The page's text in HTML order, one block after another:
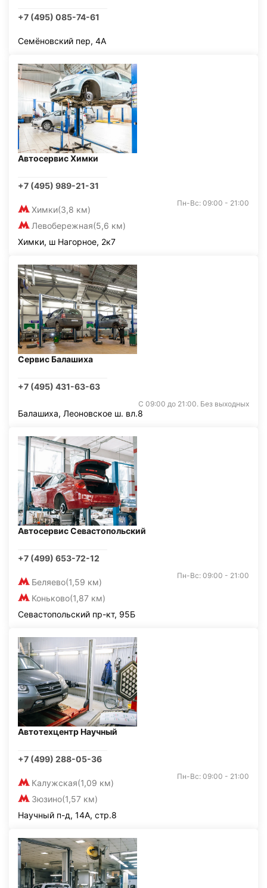
+7 (495) 085-74-61
Семёновский пер, 4А
Автосервис Химки
+7 (495) 989-21-31
Химки(3,8 км)
Левобережная(5,6 км)
Пн-Вс: 09:00 - 21:00
Химки, ш Нагорное, 2к7
Сервис Балашиха
+7 (495) 431-63-63
С 09:00 до 21:00. Без выходных
Балашиха, Леоновское ш. вл.8
Автосервис Севастопольский
+7 (499) 653-72-12
Беляево(1,59 км)
Коньково(1,87 км)
Пн-Вс: 09:00 - 21:00
Севастопольский пр-кт, 95Б
Автотехцентр Научный
+7 (499) 288-05-36
Калужская(1,09 км)
Зюзино(1,57 км)
Пн-Вс: 09:00 - 21:00
Научный п-д, 14А, стр.8